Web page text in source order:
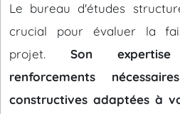
Le bureau d'études
crucial pour évaluer la
projet. Son
renforcements
constructives adaptées à